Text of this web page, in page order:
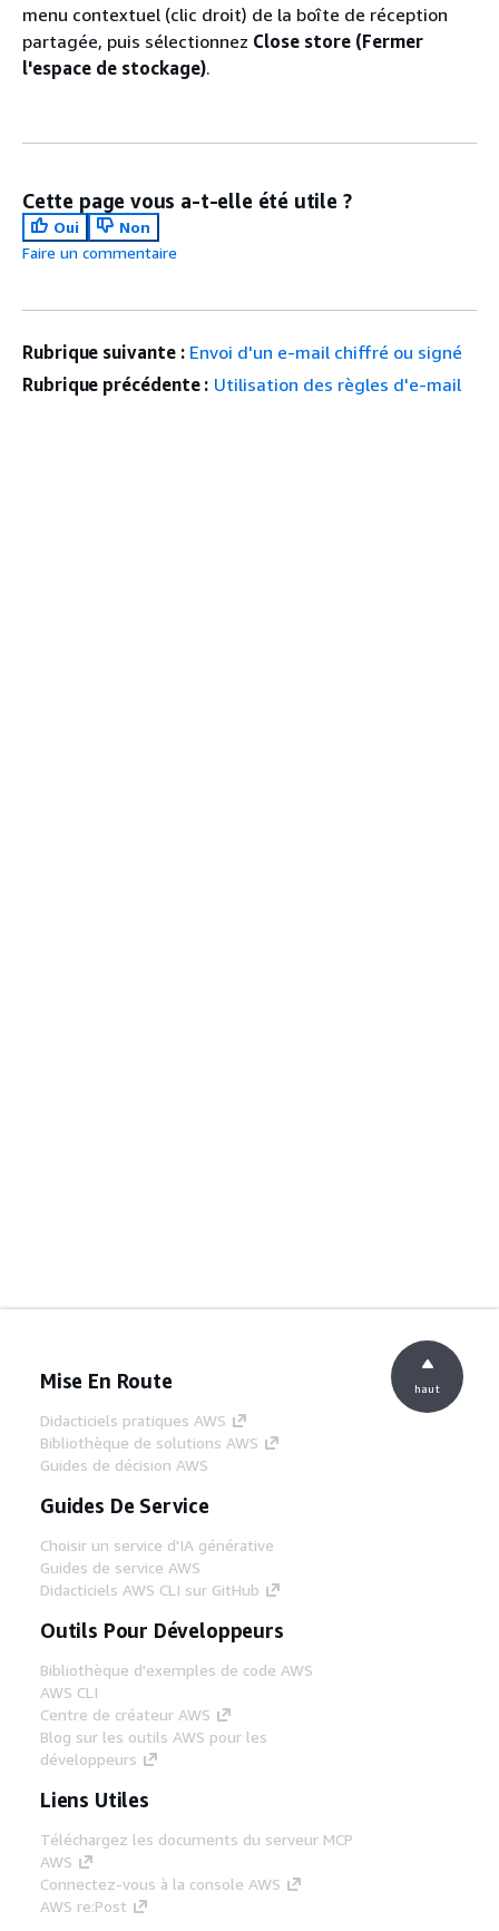
menu contextuel (clic droit) de la boîte de réception
partagée, puis sélectionnez Close store (Fermer
l'espace de stockage).
Cette page vous a-t-elle été utile ?
Oui
Non
Faire un commentaire
Rubrique suivante : Envoi d'un e-mail chiffré ou signé
Rubrique précédente : Utilisation des règles d'e-mail
Mise En Route
Didacticiels pratiques AWS
Bibliothèque de solutions AWS
Guides de décision AWS
Guides De Service
Choisir un service d'IA générative
Guides de service AWS
Didacticiels AWS CLI sur GitHub
Outils Pour Développeurs
Bibliothèque d'exemples de code AWS
AWS CLI
Centre de créateur AWS
Blog sur les outils AWS pour les
développeurs
Liens Utiles
Téléchargez les documents du serveur MCP
AWS
Connectez-vous à la console AWS
AWS re:Post
haut